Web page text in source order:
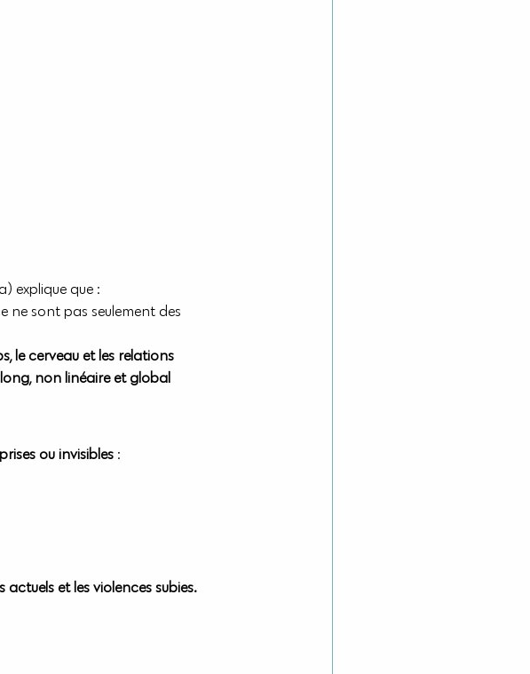
explique que :
ne sont pas seulement des
le cerveau et les relations
non linéaire et global
ou invisibles :
et les violences subies.